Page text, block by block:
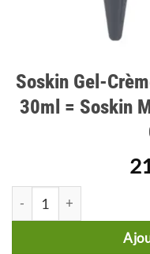
Soskin Gel-
30ml = Soskin
quantité de Soskin